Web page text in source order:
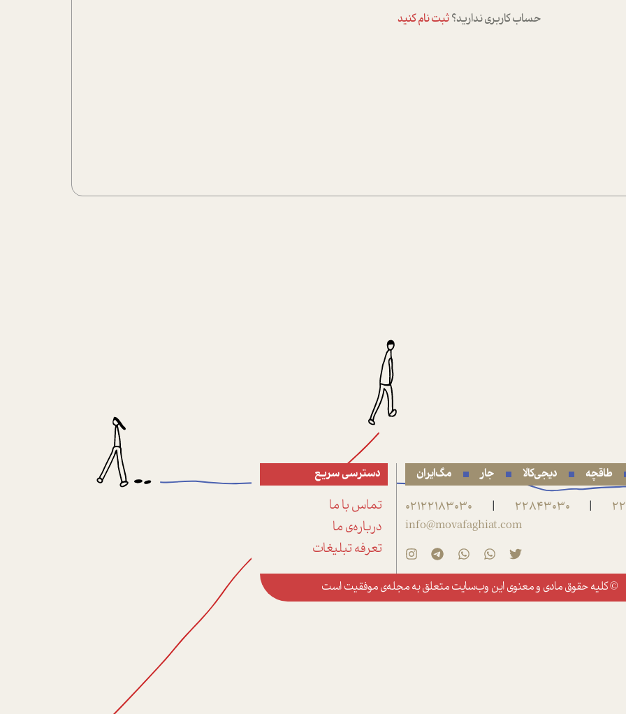
حساب کاربری ندارید؟ثبت نام کنید
طاقچه دیجی‌کالا جار مگ‌ایران
|
22843030
|
02122183030
info@movafaghiat.com
دسترسی سریع
تماس با ما
درباره‌ی ما
تعرفه تبلیغات
© کلیه حقوق مادی و معنوی این وب‌سایت متعلق بهمجله‌ی موفقیتاست